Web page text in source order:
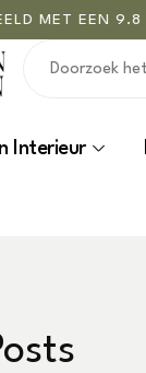
MET EEN 9.8
Interieur